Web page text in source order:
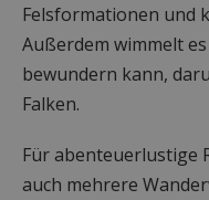
Felsformationen und
Außerdem wimmelt
bewundern kann,
Falken.
Für abenteuerlustige
auch mehrere